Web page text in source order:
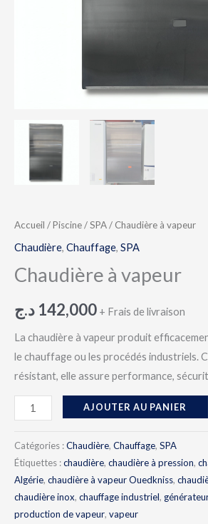
Accueil /Piscine/SPA/ Chaudière à vapeur
Chaudière, Chauffage, SPA
Chaudière à vapeur
142,000 د.ج + Frais de livraison
La chaudière à vapeur produit
le chauffage ou les procédés industriels.
résistant, elle assure performance,
AJOUTER AU PANIER
Catégories :Chaudière, Chauffage, SPA
Étiquettes :chaudière, chaudière à pression,
Algérie, chaudière à vapeur Ouedkniss,
chaudière inox, chauffage industriel,
production de vapeur, vapeur